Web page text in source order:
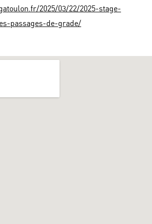
2025/03/22/2025-stage-
passages-de-grade/